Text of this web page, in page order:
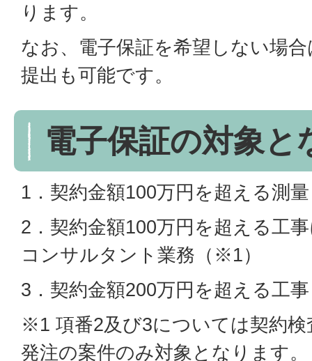
ります。
なお、電子保証を希望しない場
提出も可能です。
電子保証の対象と
1．契約金額100万円を超える測量
2．契約金額100万円を超える工
コンサルタント業務（※1）
3．契約金額200万円を超える工
※1 項番2及び3については契約検
発注の案件のみ対象となります。